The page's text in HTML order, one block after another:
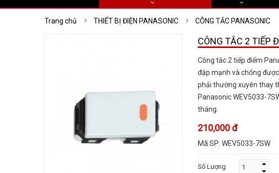
Trang chủ THIẾT BỊ ĐIỆN PANASONIC CÔNG TẮC PANASONIC
CÔNG TẮC 2 TIẾP
Công tắc 2 tiếp điểm
đập mạnh và chống
phải thường xuyên thay
Panasonic WEV5033-
tháng.
210,000 đ
Mã SP: WEV5033-7SW
Số Lượng